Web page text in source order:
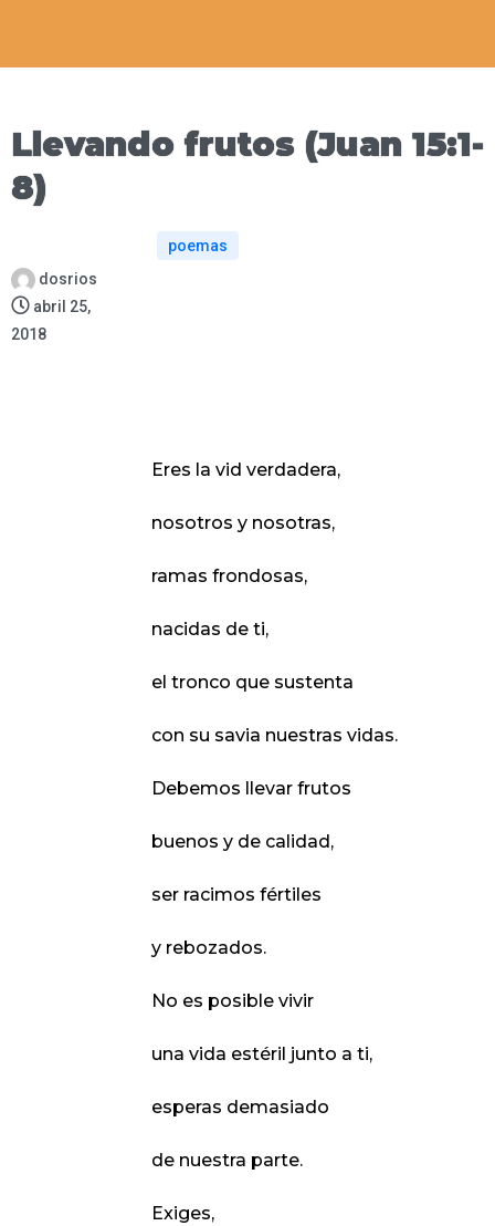
Llevando frutos (Juan 15:1-
8)
dosrios
abril 25,
2018
poemas
Eres la vid verdadera,
nosotros y nosotras,
ramas frondosas,
nacidas de ti,
el tronco que sustenta
con su savia nuestras vidas.
Debemos llevar frutos
buenos y de calidad,
ser racimos fértiles
y rebozados.
No es posible vivir
una vida estéril junto a ti,
esperas demasiado
de nuestra parte.
Exiges,